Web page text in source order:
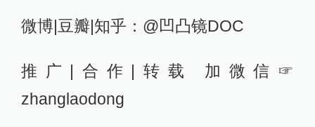
微博|豆瓣|知乎：@凹凸镜DOC
推广|合作|转载 加微信☞
zhanglaodong